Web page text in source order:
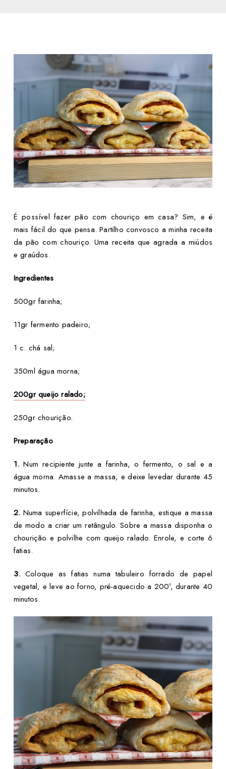
É possível fazer pão com chouriço em casa? Sim, e é
mais fácil do que pensa. Partilho convosco a minha receita
da pão com chouriço. Uma receita que agrada a miúdos
e graúdos.
Ingredientes
500gr farinha;
11gr fermento padeiro;
1 c. chá sal;
350ml água morna;
200gr queijo ralado;
250gr chourição.
Preparação
1. Num recipiente junte a farinha, o fermento, o sal e a
água morna. Amasse a massa, e deixe levedar durante 45
minutos.
2. Numa superfície, polvilhada de farinha, estique a massa
de modo a criar um retângulo. Sobre a massa disponha o
chourição e polvilhe com queijo ralado. Enrole, e corte 6
fatias.
3. Coloque as fatias numa tabuleiro forrado de papel
vegetal, e leve ao forno, pré-aquecido a 200º, durante 40
minutos.